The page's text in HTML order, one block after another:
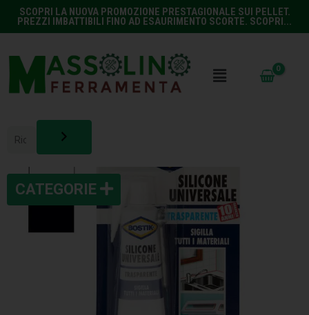
SCOPRI LA NUOVA PROMOZIONE PRESTAGIONALE SUI PELLET.
PREZZI IMBATTIBILI FINO AD ESAURIMENTO SCORTE. SCOPRI...